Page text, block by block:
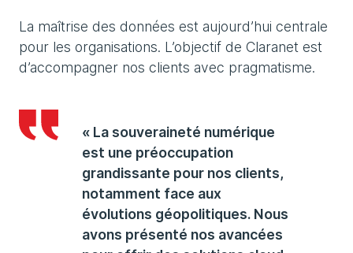
La maîtrise des données est aujourd’hui centrale
pour les organisations. L’objectif de Claranet est
d’accompagner nos clients avec pragmatisme.
« La souveraineté numérique
est une préoccupation
grandissante pour nos clients,
notamment face aux
évolutions géopolitiques. Nous
avons présenté nos avancées